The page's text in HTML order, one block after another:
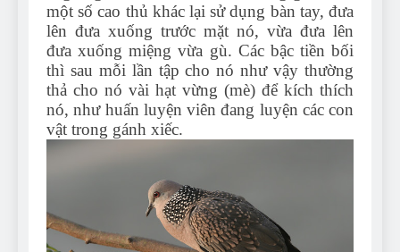
một số cao thủ khác lại sử dụng bàn tay, đưa
lên đưa xuống trước mặt nó, vừa đưa lên
đưa xuống miệng vừa gù. Các bậc tiền bối
thì sau mỗi lần tập cho nó như vậy thường
thả cho nó vài hạt vừng (mè) để kích thích
nó, như huấn luyện viên đang luyện các con
vật trong gánh xiếc.